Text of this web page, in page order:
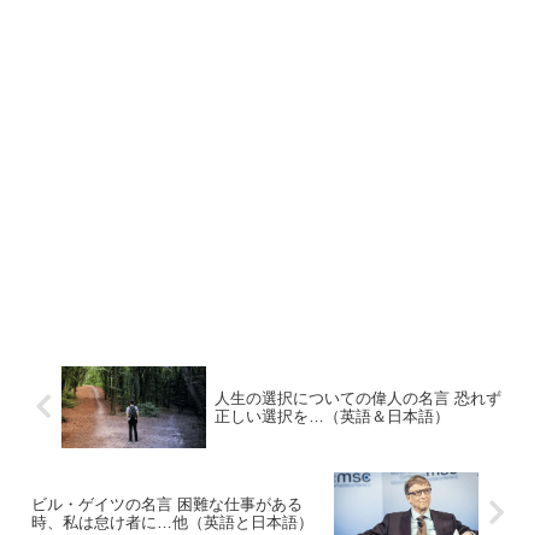
人生の選択についての偉人の名言 恐れず
正しい選択を…（英語＆日本語）
ビル・ゲイツの名言 困難な仕事がある
時、私は怠け者に…他（英語と日本語）